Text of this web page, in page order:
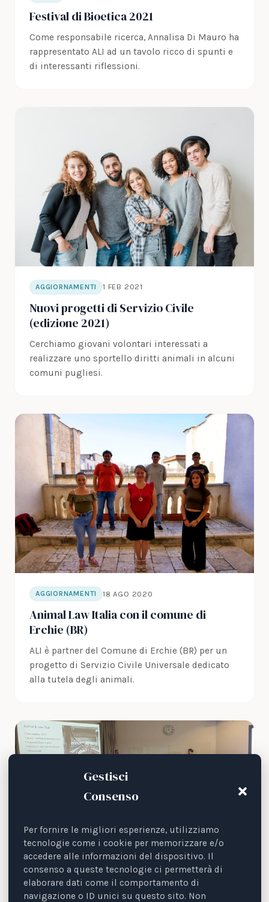
Gestisci
Consenso
Per fornire le migliori esperienze, utilizziamo
tecnologie come i cookie per memorizzare e/o
accedere alle informazioni del dispositivo. Il
consenso a queste tecnologie ci permetterà di
elaborare dati come il comportamento di
navigazione o ID unici su questo sito. Non
Festival di Bioetica 2021
Come responsabile ricerca, Annalisa Di Mauro ha
rappresentato ALI ad un tavolo ricco di spunti e
di interessanti riflessioni.
AGGIORNAMENTI 1 FEB 2021
Nuovi progetti di Servizio Civile
(edizione 2021)
Cerchiamo giovani volontari interessati a
realizzare uno sportello diritti animali in alcuni
comuni pugliesi.
AGGIORNAMENTI 18 AGO 2020
Animal Law Italia con il comune di
Erchie (BR)
ALI è partner del Comune di Erchie (BR) per un
progetto di Servizio Civile Universale dedicato
alla tutela degli animali.
AGGIORNAMENTI 13 OTT 2019
ALI alla “Mainstreaming Animal
Protection World Conference 2019”